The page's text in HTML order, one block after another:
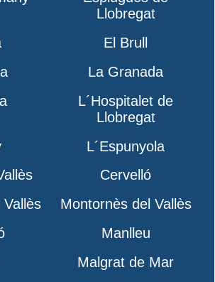
Llobregat
El Brull
La Granada
L´Hospitalet de
Llobregat
L´Espunyola
Cervelló
Vallès
Montornès del Vallès
Manlleu
Malgrat de Mar